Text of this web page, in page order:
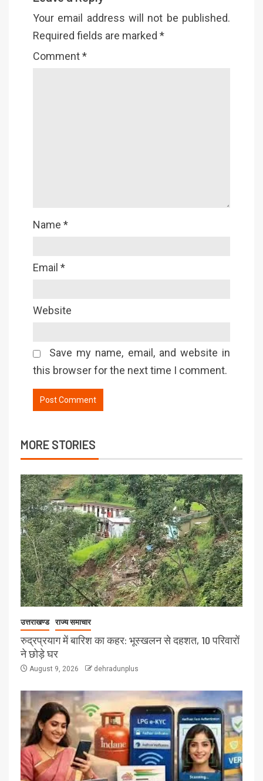
Your email address will not be published.
Required fields are marked *
Comment*
Name *
Email *
Website
Save my name, email, and website in
this browser for the next time I comment.
MORE STORIES
उत्तराखण्ड राज्य समाचार
रुद्रप्रयाग में बारिश का कहर: भूस्खलन से दहशत, 10 परिवारों
ने छोड़े घर
August 9, 2026 dehradunplus